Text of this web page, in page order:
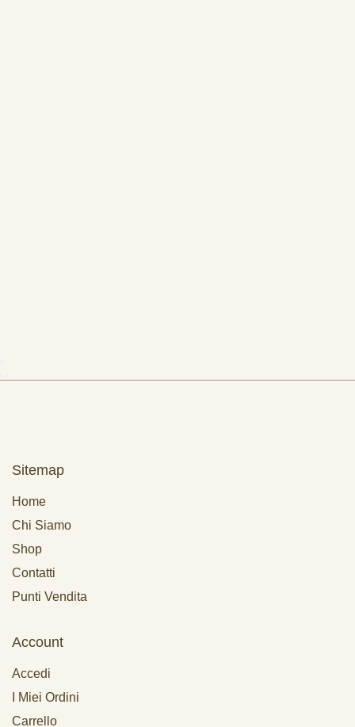
Sitemap
Home
Chi Siamo
Shop
Contatti
Punti Vendita
Account
Accedi
I Miei Ordini
Carrello